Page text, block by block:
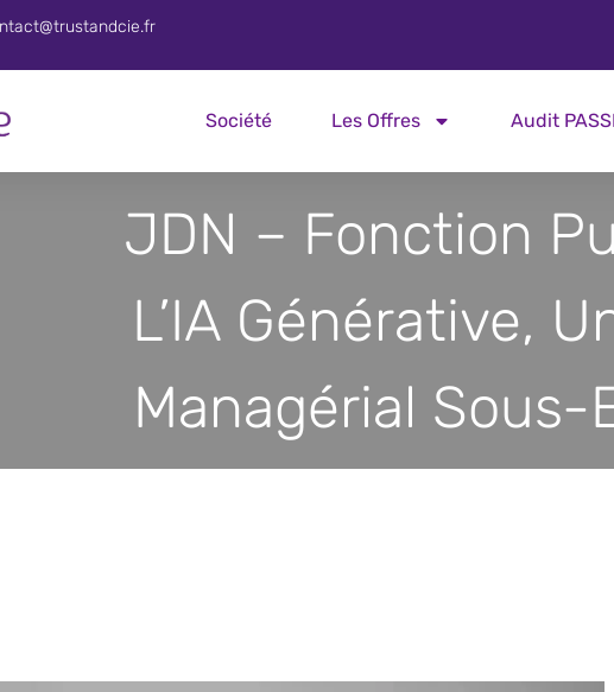
Société Les Offres Audit PASSI
JDN – Fonction
L’IA Générative,
Managérial Sous-